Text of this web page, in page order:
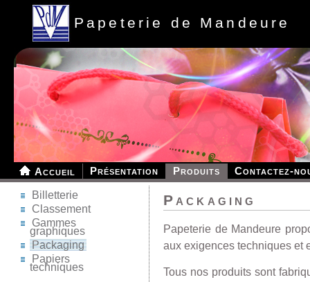
Papeterie de Mandeure
Accueil Présentation Produits Contactez-
Billetterie
Classement
Gammes
graphiques
Packaging
Papiers
techniques
Packaging
Papeterie de Mandeure
aux exigences techniques et
Tous nos produits sont